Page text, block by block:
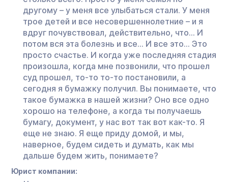
другому – у меня все улыбаться стали. У меня
трое детей и все несовершеннолетние – и я
вдруг почувствовал, действительно, что… И
потом вся эта болезнь и все… И все это… Это
просто счастье. И когда уже последняя стадия
произошла, когда мне позвонили, что прошел
суд прошел, то-то то-то постановили, а
сегодня я бумажку получил. Вы понимаете, что
такое бумажка в нашей жизни? Оно все одно
хорошо на телефоне, а когда ты получаешь
бумагу, документ, у нас вот так вот как-то. Я
еще не знаю. Я еще приду домой, и мы,
наверное, будем сидеть и думать, как мы
дальше будем жить, понимаете?
Юрист компании: